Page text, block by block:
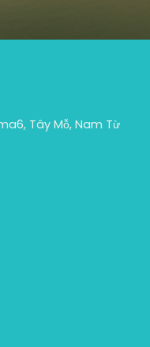
Tây Mỗ, Nam Từ